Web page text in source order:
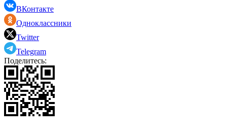
ВКонтакте
Одноклассники
Twitter
Telegram
Поделитесь: